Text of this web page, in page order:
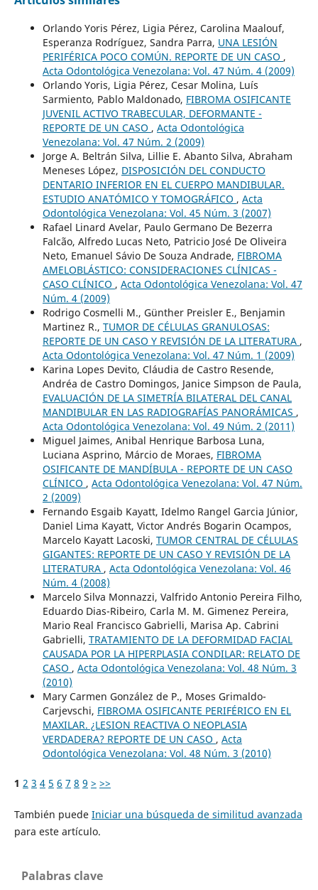
Orlando Yoris Pérez, Ligia Pérez, Carolina Maalouf,
Esperanza Rodríguez, Sandra Parra, UNA LESIÓN
PERIFÉRICA POCO COMÚN. REPORTE DE UN CASO ,
Acta Odontológica Venezolana: Vol. 47 Núm. 4 (2009)
Orlando Yoris, Ligia Pérez, Cesar Molina, Luís
Sarmiento, Pablo Maldonado, FIBROMA OSIFICANTE
JUVENIL ACTIVO TRABECULAR, DEFORMANTE -
REPORTE DE UN CASO , Acta Odontológica
Venezolana: Vol. 47 Núm. 2 (2009)
Jorge A. Beltrán Silva, Lillie E. Abanto Silva, Abraham
Meneses López, DISPOSICIÓN DEL CONDUCTO
DENTARIO INFERIOR EN EL CUERPO MANDIBULAR.
ESTUDIO ANATÓMICO Y TOMOGRÁFICO , Acta
Odontológica Venezolana: Vol. 45 Núm. 3 (2007)
Rafael Linard Avelar, Paulo Germano De Bezerra
Falcão, Alfredo Lucas Neto, Patricio José De Oliveira
Neto, Emanuel Sávio De Souza Andrade, FIBROMA
AMELOBLÁSTICO: CONSIDERACIONES CLÍNICAS -
CASO CLÍNICO , Acta Odontológica Venezolana: Vol. 47
Núm. 4 (2009)
Rodrigo Cosmelli M., Günther Preisler E., Benjamin
Martinez R., TUMOR DE CÉLULAS GRANULOSAS:
REPORTE DE UN CASO Y REVISIÓN DE LA LITERATURA ,
Acta Odontológica Venezolana: Vol. 47 Núm. 1 (2009)
Karina Lopes Devito, Cláudia de Castro Resende,
Andréa de Castro Domingos, Janice Simpson de Paula,
EVALUACIÓN DE LA SIMETRÍA BILATERAL DEL CANAL
MANDIBULAR EN LAS RADIOGRAFÍAS PANORÁMICAS ,
Acta Odontológica Venezolana: Vol. 49 Núm. 2 (2011)
Miguel Jaimes, Anibal Henrique Barbosa Luna,
Luciana Asprino, Márcio de Moraes, FIBROMA
OSIFICANTE DE MANDÍBULA - REPORTE DE UN CASO
CLÍNICO , Acta Odontológica Venezolana: Vol. 47 Núm.
2 (2009)
Fernando Esgaib Kayatt, Idelmo Rangel Garcia Júnior,
Daniel Lima Kayatt, Victor Andrés Bogarin Ocampos,
Marcelo Kayatt Lacoski, TUMOR CENTRAL DE CÉLULAS
GIGANTES: REPORTE DE UN CASO Y REVISIÓN DE LA
LITERATURA , Acta Odontológica Venezolana: Vol. 46
Núm. 4 (2008)
Marcelo Silva Monnazzi, Valfrido Antonio Pereira Filho,
Eduardo Dias-Ribeiro, Carla M. M. Gimenez Pereira,
Mario Real Francisco Gabrielli, Marisa Ap. Cabrini
Gabrielli, TRATAMIENTO DE LA DEFORMIDAD FACIAL
CAUSADA POR LA HIPERPLASIA CONDILAR: RELATO DE
CASO , Acta Odontológica Venezolana: Vol. 48 Núm. 3
(2010)
Mary Carmen González de P., Moses Grimaldo-
Carjevschi, FIBROMA OSIFICANTE PERIFÉRICO EN EL
MAXILAR. ¿LESION REACTIVA O NEOPLASIA
VERDADERA? REPORTE DE UN CASO , Acta
Odontológica Venezolana: Vol. 48 Núm. 3 (2010)
1 2 3 4 5 6 7 8 9 > >>
También puede Iniciar una búsqueda de similitud avanzada
para este artículo.
Palabras clave